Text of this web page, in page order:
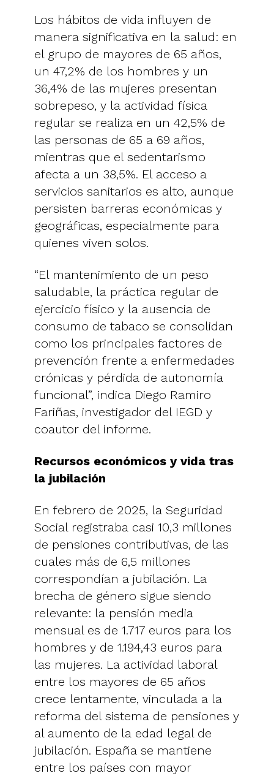
Los hábitos de vida influyen de
manera significativa en la salud: en
el grupo de mayores de 65 años,
un 47,2% de los hombres y un
36,4% de las mujeres presentan
sobrepeso, y la actividad física
regular se realiza en un 42,5% de
las personas de 65 a 69 años,
mientras que el sedentarismo
afecta a un 38,5%. El acceso a
servicios sanitarios es alto, aunque
persisten barreras económicas y
geográficas, especialmente para
quienes viven solos.
“El mantenimiento de un peso
saludable, la práctica regular de
ejercicio físico y la ausencia de
consumo de tabaco se consolidan
como los principales factores de
prevención frente a enfermedades
crónicas y pérdida de autonomía
funcional”, indica Diego Ramiro
Fariñas, investigador del IEGD y
coautor del informe.
Recursos económicos y vida tras
la jubilación
En febrero de 2025, la Seguridad
Social registraba casi 10,3 millones
de pensiones contributivas, de las
cuales más de 6,5 millones
correspondían a jubilación. La
brecha de género sigue siendo
relevante: la pensión media
mensual es de 1.717 euros para los
hombres y de 1.194,43 euros para
las mujeres. La actividad laboral
entre los mayores de 65 años
crece lentamente, vinculada a la
reforma del sistema de pensiones y
al aumento de la edad legal de
jubilación. España se mantiene
entre los países con mayor